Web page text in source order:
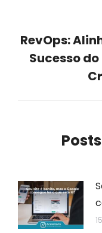
RevOps:
Sucesso